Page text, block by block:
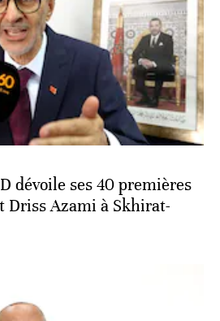
dévoile ses 40 premières
Driss Azami à Skhirat-